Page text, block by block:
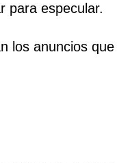
para especular.
los anuncios